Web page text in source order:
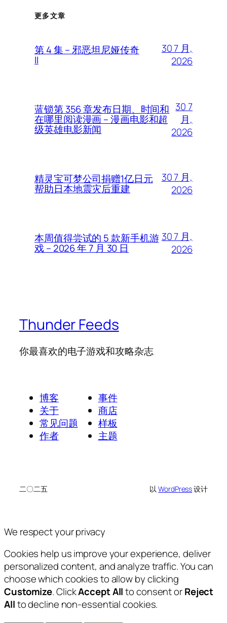
更多文章
第 4 集 – 邪恶坦尼娅传奇
II
30 7 月,
2026
蓝锁第 356 章发布日期、时间和
在哪里阅读漫画 – 漫画电影和超
级英雄电影新闻
30 7
月,
2026
精灵宝可梦公司捐赠1亿日元
帮助日本地震灾后重建
30 7 月,
2026
本周值得尝试的 5 款新手机游
戏 – 2026 年 7 月 30 日
30 7 月,
2026
Thunder Feeds
你最喜欢的电子游戏和攻略杂志
博客
关于
常见问题
作者
事件
商店
样板
主题
二〇二五 以WordPress设计
We respect your privacy
Cookies help us improve your experience, deliver
personalized content, and analyze traffic. You can
choose which cookies to allow by clicking
Customize. ClickAccept Allto consent orReject
Allto decline non-essential cookies.